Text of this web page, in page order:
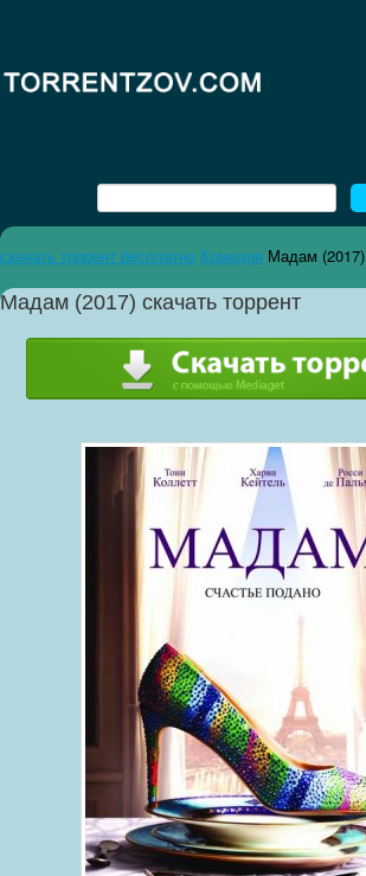
скачать торрент бесплатно Комедия Мадам (2017)
Мадам (2017) скачать торрент